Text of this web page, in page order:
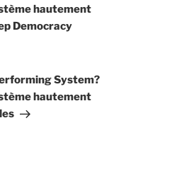
hautement
Democracy
System?
hautement